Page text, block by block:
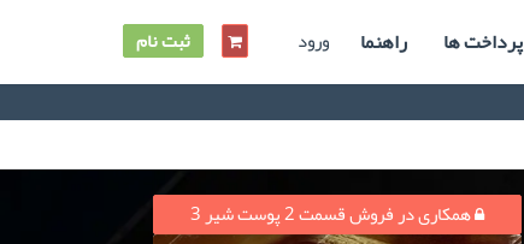
پرداخت ها راهنما ورود ثبت نام
همکاری در فروش قسمت 2 پوست شیر 3